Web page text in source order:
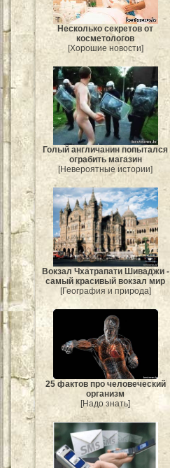
Несколько секретов от
косметологов
[Хорошие новости]
Голый англичанин попытался
ограбить магазин
[Невероятные истории]
Вокзал Чхатрапати Шиваджи -
самый красивый вокзал мир
[География и природа]
25 фактов про человеческий
организм
[Надо знать]